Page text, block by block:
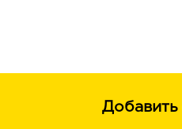
Добавить